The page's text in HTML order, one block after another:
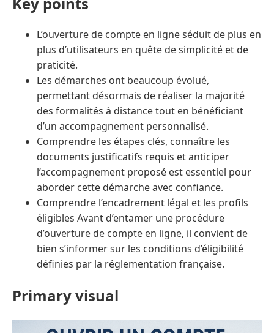
L’ouverture de compte en ligne séduit de plus en
plus d’utilisateurs en quête de simplicité et de
praticité.
Les démarches ont beaucoup évolué,
permettant désormais de réaliser la majorité
des formalités à distance tout en bénéficiant
d’un accompagnement personnalisé.
Comprendre les étapes clés, connaître les
documents justificatifs requis et anticiper
l’accompagnement proposé est essentiel pour
aborder cette démarche avec confiance.
Comprendre l’encadrement légal et les profils
éligibles Avant d’entamer une procédure
d’ouverture de compte en ligne, il convient de
bien s’informer sur les conditions d’éligibilité
définies par la réglementation française.
Primary visual